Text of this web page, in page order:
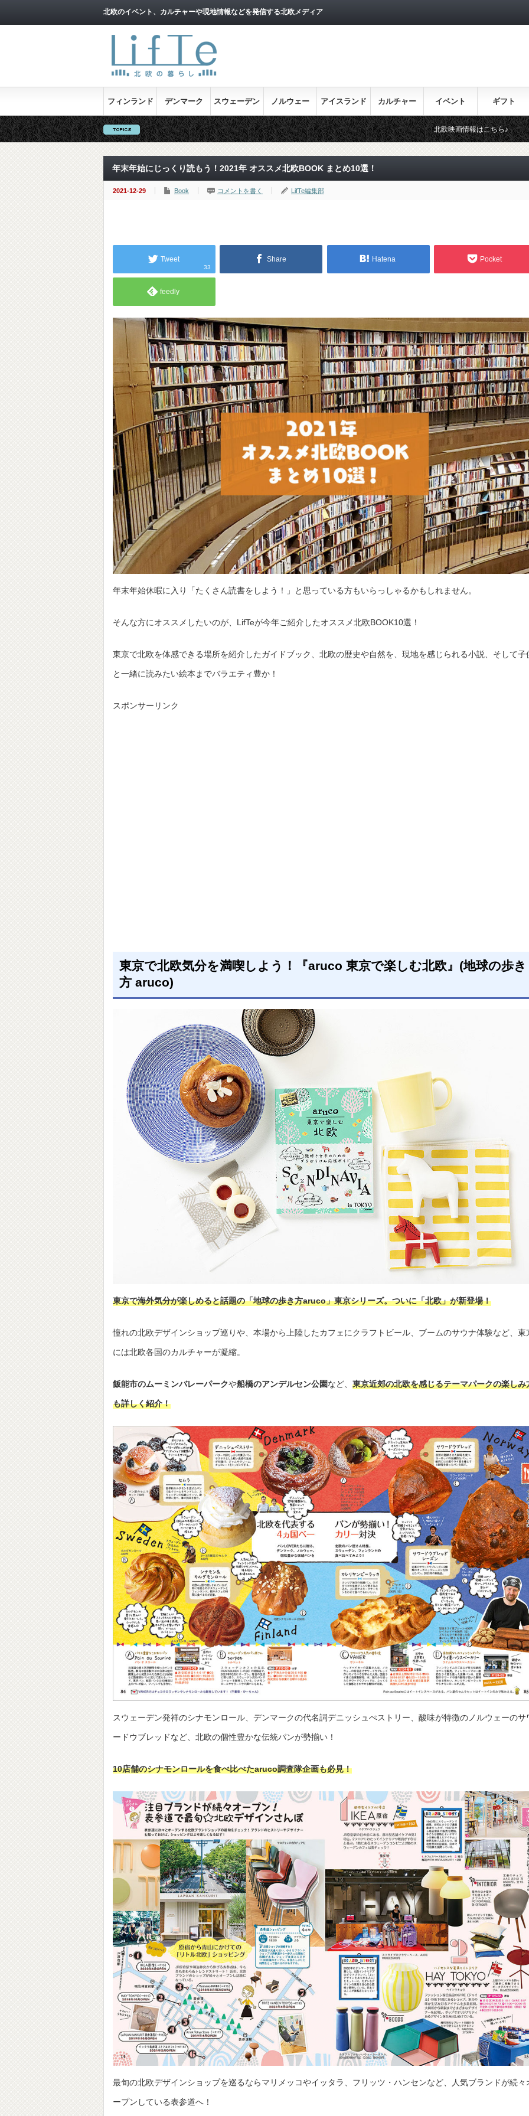
北欧のイベント、カルチャーや現地情報などを発信する北欧メディア
フィンランド デンマーク スウェーデン ノルウェー アイスランド カルチャー イベント ギフト
北欧映画情報はこちら♪ 目を通して
年末年始にじっくり読もう！2021年 オススメ北欧BOOK まとめ10選！
2021-12-29 Book コメントを書く LifTe編集部
Tweet
33
Share Hatena Pocket
feedly
年末年始休暇に入り「たくさん読書をしよう！」と思っている方もいらっしゃるかもしれません。
そんな方にオススメしたいのが、LifTeが今年ご紹介したオススメ北欧BOOK10選！
東京で北欧を体感できる場所を紹介したガイドブック、北欧の歴史や自然を、現地を感じられる小説、そして子
と一緒に読みたい絵本までバラエティ豊か！
スポンサーリンク
東京で北欧気分を満喫しよう！『aruco 東京で楽しむ北欧』(地球の歩き
方 aruco)
東京で海外気分が楽しめると話題の「地球の歩き方aruco」東京シリーズ。ついに「北欧」が新登場！
憧れの北欧デザインショップ巡りや、本場から上陸したカフェにクラフトビール、ブームのサウナ体験など、東
には北欧各国のカルチャーが凝縮。
飯能市のムーミンバレーパークや船橋のアンデルセン公園など、 東京近郊の北欧を感じるテーマパークの楽しみ
も詳しく紹介！
スウェーデン発祥のシナモンロール、デンマークの代名詞デニッシュぺストリー、酸味が特徴のノルウェーのサ
ードウブレッドなど、北欧の個性豊かな伝統パンが勢揃い！
10店舗のシナモンロールを食べ比べたaruco調査隊企画も必見！
最旬の北欧デザインショップを巡るならマリメッコやイッタラ、フリッツ・ハンセンなど、人気ブランドが続々
ープンしている表参道へ！